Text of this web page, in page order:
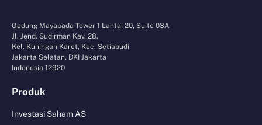
Gedung Mayapada Tower 1 Lantai 20, Suite 03A
Jl. Jend. Sudirman Kav. 28,
Kel. Kuningan Karet, Kec. Setiabudi
Jakarta Selatan, DKI Jakarta
Indonesia 12920
Produk
Investasi Saham AS